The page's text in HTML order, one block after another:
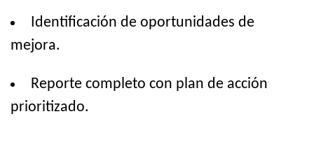
Identificación de oportunidades de
mejora.
Reporte completo con plan de acción
prioritizado.